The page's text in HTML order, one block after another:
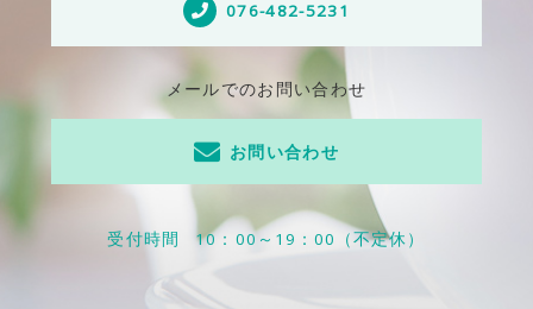
076-482-5231
メールでのお問い合わせ
お問い合わせ
受付時間 10：00～19：00（不定休）